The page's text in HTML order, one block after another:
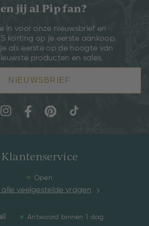
jij al Pip fan?
in voor onze nieuwsbrief en
korting op je eerste aankoop.
als eerste op de hoogte van
producten en sales.
NIEUWSBRIEF
Klantenservice
Open
alle veelgestelde vragen
Antwoord binnen 1 dag